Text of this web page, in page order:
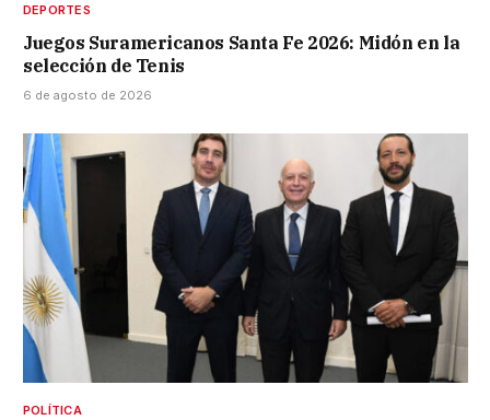
DEPORTES
Juegos Suramericanos Santa Fe 2026: Midón en la
selección de Tenis
6 de agosto de 2026
POLÍTICA